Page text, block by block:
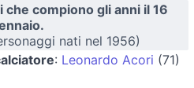
compiono gli anni il 16
nati nel 1956)
: Leonardo Acori (71)